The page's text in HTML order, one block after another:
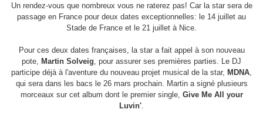
Un rendez-vous que nombreux vous ne raterez pas! Car la star sera de
passage en France pour deux dates exceptionnelles: le 14 juillet au
Stade de France et le 21 juillet à Nice.
Pour ces deux dates françaises, la star a fait appel à son nouveau
pote, Martin Solveig, pour assurer ses premières parties. Le DJ
participe déjà à l'aventure du nouveau projet musical de la star, MDNA,
qui sera dans les bacs le 26 mars prochain. Martin a signé plusieurs
morceaux sur cet album dont le premier single, Give Me All your
Luvin'.